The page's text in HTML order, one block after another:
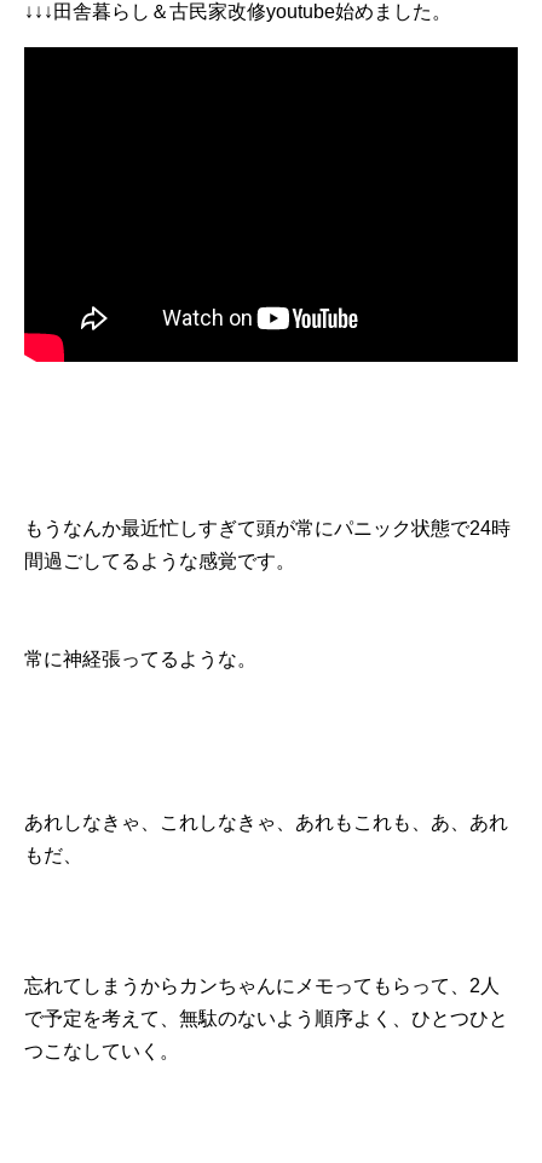
↓↓↓田舎暮らし＆古民家改修youtube始めました。
もうなんか最近忙しすぎて頭が常にパニック状態で24時
間過ごしてるような感覚です。
常に神経張ってるような。
あれしなきゃ、これしなきゃ、あれもこれも、あ、あれ
もだ、
忘れてしまうからカンちゃんにメモってもらって、2人
で予定を考えて、無駄のないよう順序よく、ひとつひと
つこなしていく。